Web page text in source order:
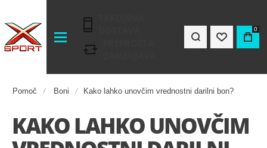
0
Pomoč Boni Kako lahko unovčim vrednostni darilni bon?
KAKO LAHKO UNOVČIM